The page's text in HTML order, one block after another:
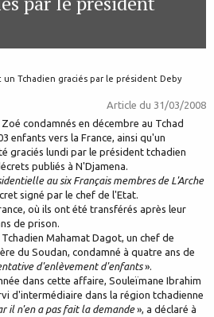
un Tchadien graciés par le président Deby
Article du 31/03/2008
condamnés en décembre au Tchad
enfants vers la France, ainsi qu'un
graciés lundi par le président tchadien
publiés à N'Djamena.
au six Français membres de L'Arche
signé par le chef de l'Etat.
où ils ont été transférés après leur
de prison.
Mahamat Dagot, un chef de
du Soudan, condamné à quatre ans de
d'enlèvement d'enfants».
dans cette affaire, Souleïmane Ibrahim
d'intermédiaire dans la région tchadienne
il n'en a pas fait la demande», a déclaré à